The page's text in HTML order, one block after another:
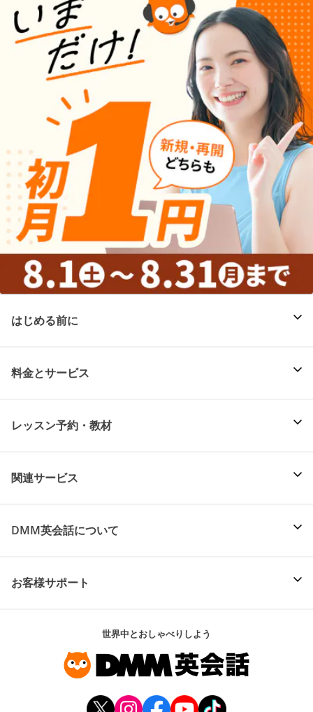
はじめる前に
料金とサービス
レッスン予約・教材
関連サービス
DMM英会話について
お客様サポート
世界中とおしゃべりしよう